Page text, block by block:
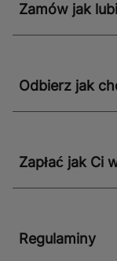
Zamów jak
Odbierz jak
Zapłać jak Ci
Regulaminy